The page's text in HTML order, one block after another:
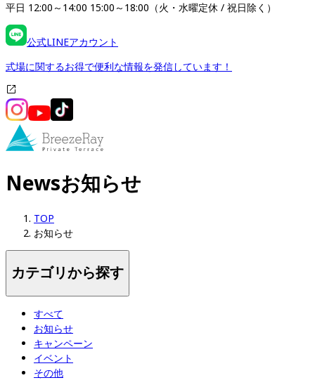
平日 12:00～14:00 15:00～18:00（火・水曜定休 / 祝日除く）
公式LINEアカウント
式場に関するお得で便利な情報を発信しています！
Newsお知らせ
TOP
お知らせ
カテゴリから探す
すべて
お知らせ
キャンペーン
イベント
その他